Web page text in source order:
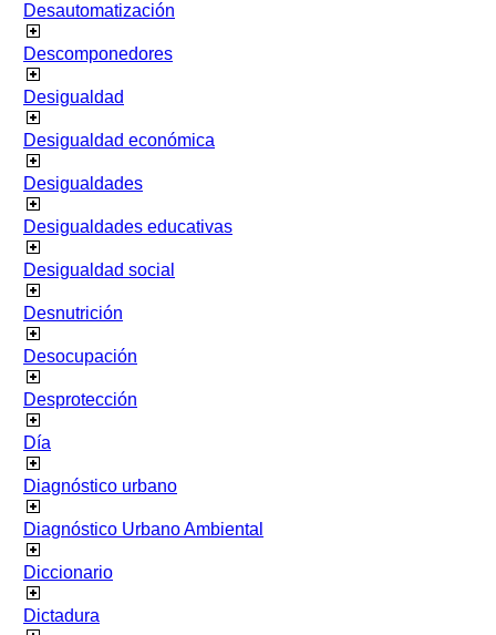
Desautomatización
Descomponedores
Desigualdad
Desigualdad económica
Desigualdades
Desigualdades educativas
Desigualdad social
Desnutrición
Desocupación
Desprotección
Día
Diagnóstico urbano
Diagnóstico Urbano Ambiental
Diccionario
Dictadura